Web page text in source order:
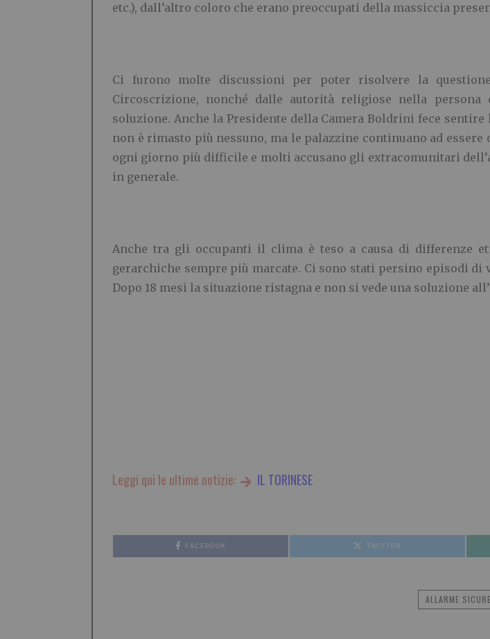
etc.), dall’altro coloro che erano preoccupati della massiccia
Ci furono molte discussioni per poter risolvere la
Circoscrizione, nonché dalle autorità religiose nella persona
soluzione. Anche la Presidente della Camera Boldrini fece
non è rimasto più nessuno, ma le palazzine continuano ad
ogni giorno più difficile e molti accusano gli extracomunitari
in generale.
Anche tra gli occupanti il clima è teso a causa di differenze
gerarchiche sempre più marcate. Ci sono stati persino episodi
Dopo 18 mesi la situazione ristagna e non si vede una soluzione
Leggi qui le ultime notizie: IL TORINESE
FACEBOOK TWITTER
ALLARME